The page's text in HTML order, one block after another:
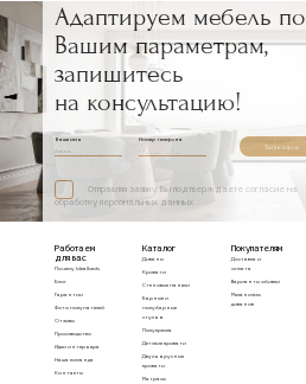
Адаптируем мебель по
Вашим параметрам,
запишитесь
на консультацию!
Ваше имя Номер телефона
Записаться
Отправляя заявку, Вы подтверждаете согласие на
обработку персональных данных
Работаем
для вас
Почему Idealbeds
Блог
Гарантии
Фото покупателей
Отзывы
Производство
Идеи интерьера
Наша команда
Контакты
Каталог
Диваны
Кровати
Стеновые панели
Барные и
полубарные
стулья
Полукресла
Детские кровати
Двухъярусные
кровати
Матрасы
Покупателям
Доставка и
оплата
Варианты обивки
Механизмы
диванов